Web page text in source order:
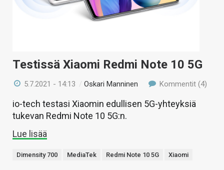
Testissä Xiaomi Redmi Note 10 5G
5.7.2021 - 14:13 /Oskari Manninen Kommentit (4)
io-tech testasi Xiaomin edullisen 5G-yhteyksiä
tukevan Redmi Note 10 5G:n.
Lue lisää
Dimensity 700 MediaTek Redmi Note 10 5G Xiaomi